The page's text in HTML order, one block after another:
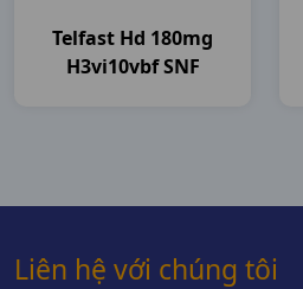
Telfast Hd 180mg
H3vi10vbf SNF
Liên hệ với chúng tôi